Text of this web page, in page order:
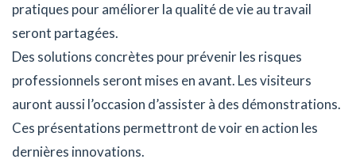
pratiques pour améliorer la qualité de vie au travail
seront partagées.
Des solutions concrètes pour prévenir les risques
professionnels seront mises en avant. Les visiteurs
auront aussi l’occasion d’assister à des démonstrations.
Ces présentations permettront de voir en action les
dernières innovations.